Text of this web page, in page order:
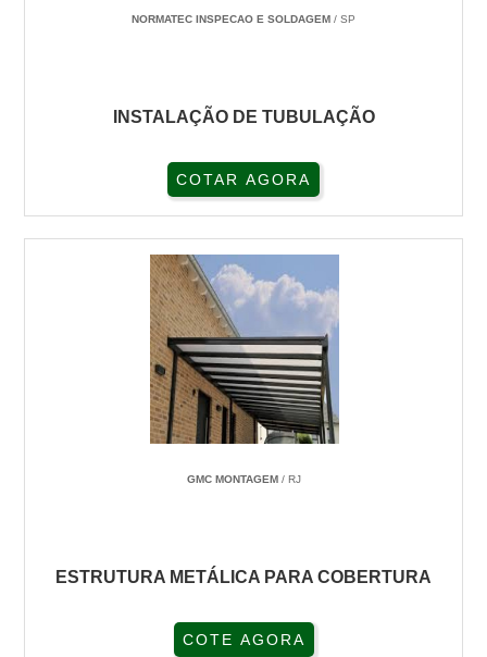
NORMATEC INSPECAO E SOLDAGEM / SP
INSTALAÇÃO DE TUBULAÇÃO
COTAR AGORA
GMC MONTAGEM/ RJ
ESTRUTURA METÁLICA PARA COBERTURA
COTE AGORA